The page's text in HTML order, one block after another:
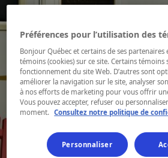
Préférences pour l’utilisation des
Bonjour Québec et certains de ses
témoins (cookies) sur ce site. Certains
fonctionnement du site Web. D’autres sont
améliorer la navigation sur le site, analyser
à nos efforts de marketing pour vous offrir
Vous pouvez accepter, refuser ou
moment. Consultez notre politique de
Personnaliser